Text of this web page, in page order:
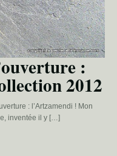
:
2012
: l’Artzamendi ! Mon
inventée il y […]